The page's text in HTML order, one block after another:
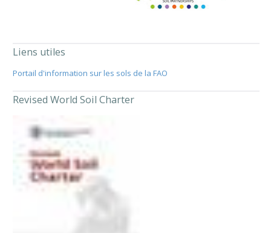
Liens utiles
Portail d'information sur les sols de la FAO
Revised World Soil Charter